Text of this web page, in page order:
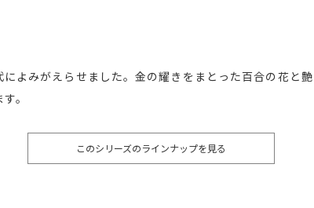
よみがえらせました。金の耀きをまとった百合の花と
。
このシリーズのラインナップを見る